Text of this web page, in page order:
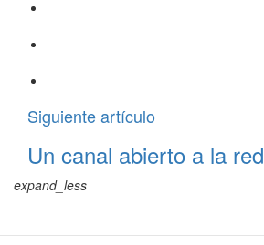
Siguiente artículo
Un canal abierto a la red
expand_less